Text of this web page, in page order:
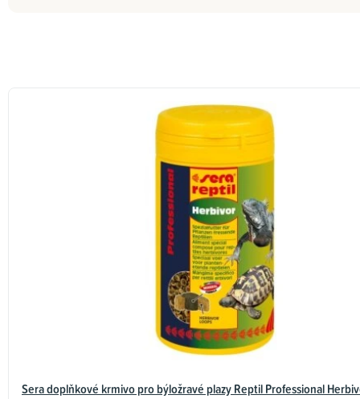
Sera doplňkové krmivo pro býložravé plazy Reptil Professional